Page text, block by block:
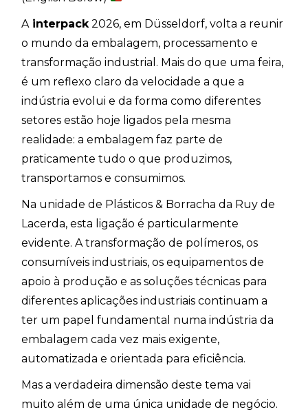
Ainterpack2026, em Düsseldorf, volta a reunir
o mundo da embalagem, processamento e
transformação industrial. Mais do que uma feira,
é um reflexo claro da velocidade a que a
indústria evolui e da forma como diferentes
setores estão hoje ligados pela mesma
realidade: a embalagem faz parte de
praticamente tudo o que produzimos,
transportamos e consumimos.
Na unidade de Plásticos & Borracha da Ruy de
Lacerda, esta ligação é particularmente
evidente. A transformação de polímeros, os
consumíveis industriais, os equipamentos de
apoio à produção e as soluções técnicas para
diferentes aplicações industriais continuam a
ter um papel fundamental numa indústria da
embalagem cada vez mais exigente,
automatizada e orientada para eficiência.
Mas a verdadeira dimensão deste tema vai
muito além de uma única unidade de negócio.